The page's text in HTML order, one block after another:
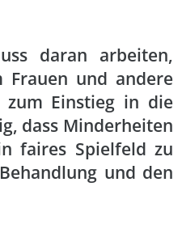
daran arbeiten,
und andere
zum Einstieg in die
dass Minderheiten
faires Spielfeld zu
und den